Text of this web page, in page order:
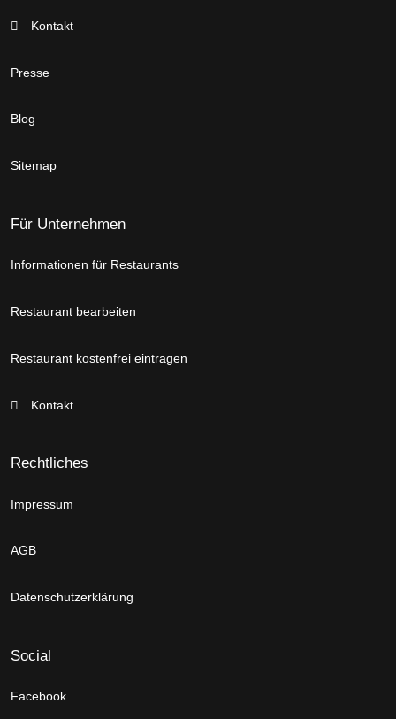
Kontakt
Presse
Blog
Sitemap
Für Unternehmen
Informationen für Restaurants
Restaurant bearbeiten
Restaurant kostenfrei eintragen
Kontakt
Rechtliches
Impressum
AGB
Datenschutzerklärung
Social
Facebook